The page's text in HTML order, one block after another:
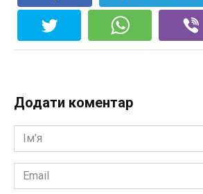
Додати коментар
Ім'я
*
Email
*